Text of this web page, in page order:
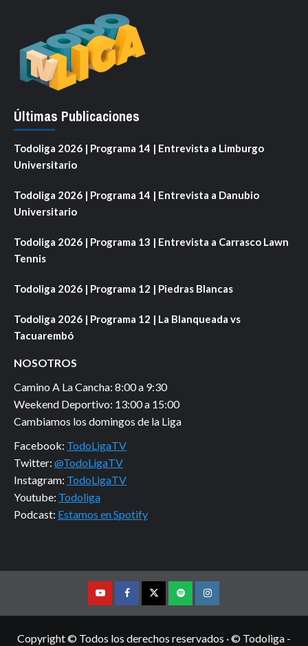
Últimas Publicaciones
Todoliga 2026 | Programa 14 | Entrevista a Limburgo
Universitario
Todoliga 2026 | Programa 14 | Entrevista a Danubio
Universitario
Todoliga 2026 | Programa 13 | Entrevista a Carrasco Lawn
Tennis
Todoliga 2026 | Programa 12 | Piedras Blancas
Todoliga 2026 | Programa 12 | La Blanqueada vs
Tacuarembó
NOSOTROS
Camino A La Cancha: 8:00 a 9:30
Weekend Deportivo: 13:00 a 15:00
Cambiamos los domingos de la Liga
Facebook: TodoLigaTV
Twitter: @TodoLigaTV
Instagram: TodoLigaTV
Youtube: Todoliga
Podcast: Estamos en Spotify
YoutubeFacebookTwitterPodcastInstagram
Copyright © Todos los derechos reservados · © Todoliga -